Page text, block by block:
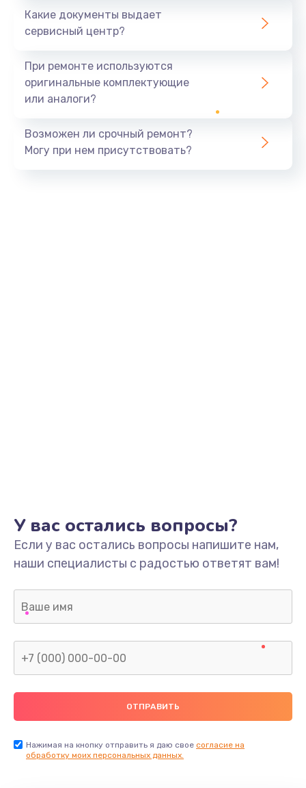
Какие документы выдает
сервисный центр?
При ремонте используются
оригинальные комплектующие
или аналоги?
Возможен ли срочный ремонт?
Могу при нем присутствовать?
У вас остались вопросы?
Если у вас остались вопросы напишите нам,
наши специалисты с радостью ответят вам!
Нажимая на кнопку отправить я даю свое согласие на
обработку моих персональных данных.